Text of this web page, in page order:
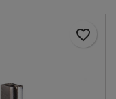
favorite_border